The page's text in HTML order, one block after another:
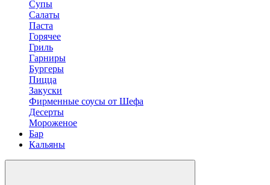
Супы
Салаты
Паста
Горячее
Гриль
Гарниры
Бургеры
Пицца
Закуски
Фирменные соусы от Шефа
Десерты
Мороженое
Бар
Кальяны